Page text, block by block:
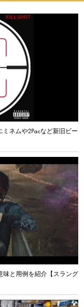
ネムや2Pacなど新旧ビー
味と用例を紹介【スラング